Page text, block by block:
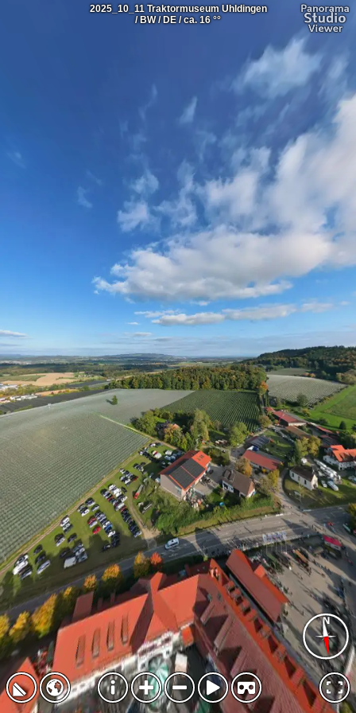
2025_10_11 Traktormuseum Uhldingen
/ BW / DE / ca. 16 °°